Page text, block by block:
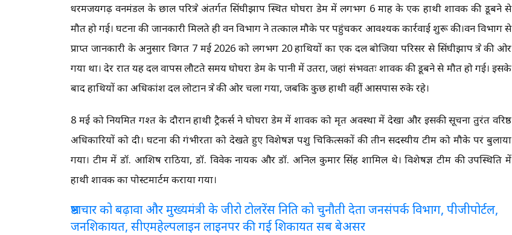
धरमजयगढ़ वनमंडल के छाल परिक्षेत्र अंतर्गत सिंघीझाप स्थित घोघरा डेम में लगभग 6 माह के एक हाथी शावक की डूबने से
मौत हो गई। घटना की जानकारी मिलते ही वन विभाग ने तत्काल मौके पर पहुंचकर आवश्यक कार्रवाई शुरू की।वन विभाग से
प्राप्त जानकारी के अनुसार विगत 7 मई 2026 को लगभग 20 हाथियों का एक दल बोजिया परिसर से सिंघीझाप क्षेत्र की ओर
गया था। देर रात यह दल वापस लौटते समय घोघरा डेम के पानी में उतरा, जहां संभवतः शावक की डूबने से मौत हो गई। इसके
बाद हाथियों का अधिकांश दल लोटान क्षेत्र की ओर चला गया, जबकि कुछ हाथी वहीं आसपास रुके रहे।
8 मई को नियमित गश्त के दौरान हाथी ट्रैकर्स ने घोघरा डेम में शावक को मृत अवस्था में देखा और इसकी सूचना तुरंत वरिष्ठ
अधिकारियों को दी। घटना की गंभीरता को देखते हुए विशेषज्ञ पशु चिकित्सकों की तीन सदस्यीय टीम को मौके पर बुलाया
गया। टीम में डॉ. आशिष राठिया, डॉ. विवेक नायक और डॉ. अनिल कुमार सिंह शामिल थे। विशेषज्ञ टीम की उपस्थिति में
हाथी शावक का पोस्टमार्टम कराया गया।
भ्रष्टाचार को बढ़ावा और मुख्यमंत्री के जीरो टोलरेंस निति को चुनौती देता जनसंपर्क विभाग, पीजीपोर्टल,
जनशिकायत, सीएमहेल्पलाइन लाइनपर की गई शिकायत सब बेअसर